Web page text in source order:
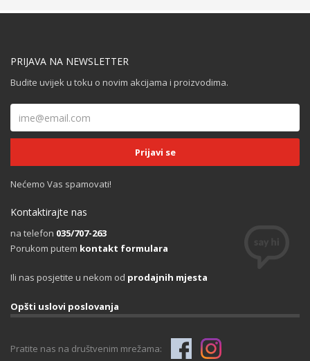
PRIJAVA NA NEWSLETTER
Budite uvijek u toku o novim akcijama i proizvodima.
Nećemo Vas spamovati!
Kontaktirajte nas
na telefon 035/707-263
Porukom putem kontakt formulara
Ili nas posjetite u nekom od prodajnih mjesta
Opšti uslovi poslovanja
Pratite nas na društvenim mrežama: